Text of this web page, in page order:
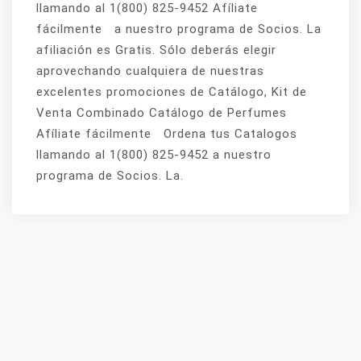
llamando al 1(800) 825-9452 Afíliate
fácilmente a nuestro programa de Socios. La
afiliación es Gratis. Sólo deberás elegir
aprovechando cualquiera de nuestras
excelentes promociones de Catálogo, Kit de
Venta Combinado Catálogo de Perfumes
Afíliate fácilmente Ordena tus Catalogos
llamando al 1(800) 825-9452 a nuestro
programa de Socios. La.